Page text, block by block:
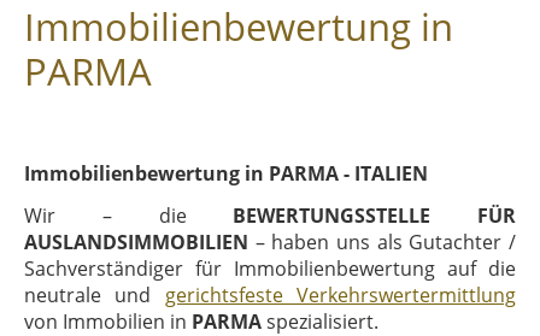
Immobilienbewertung in
PARMA
Immobilienbewertung in PARMA - ITALIEN
Wir – die BEWERTUNGSSTELLE FÜR
AUSLANDSIMMOBILIEN – haben uns als Gutachter /
Sachverständiger für Immobilienbewertung auf die
neutrale und gerichtsfeste Verkehrswertermittlung
von Immobilien in PARMAspezialisiert.